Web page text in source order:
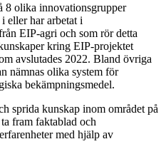
8 olika innovationsgrupper
eller har arbetat i
EIP-agri och som rör detta
kring EIP-projektet
avslutades 2022. Bland övriga
nämnas olika system för
bekämpningsmedel.
sprida kunskap inom området på
fram faktablad och
med hjälp av